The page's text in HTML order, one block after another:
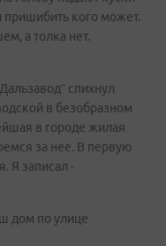
пришибить кого может.
а толка нет.
спихнул
в безобразном
в городе жилая
за нее. В первую
Я записал -
дом по улице